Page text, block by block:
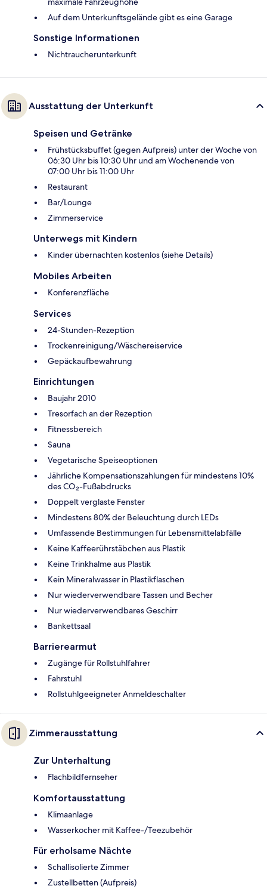
Auf dem Unterkunftsgelände gibt es eine Garage
Sonstige Informationen
Nichtraucherunterkunft
Ausstattung der Unterkunft
Speisen und Getränke
Frühstücksbuffet (gegen Aufpreis) unter der Woche von
06:30 Uhr bis 10:30 Uhr und am Wochenende von
07:00 Uhr bis 11:00 Uhr
Restaurant
Bar/Lounge
Zimmerservice
Unterwegs mit Kindern
Kinder übernachten kostenlos (siehe Details)
Mobiles Arbeiten
Konferenzfläche
Services
24-Stunden-Rezeption
Trockenreinigung/Wäschereiservice
Gepäckaufbewahrung
Einrichtungen
Baujahr 2010
Tresorfach an der Rezeption
Fitnessbereich
Sauna
Vegetarische Speiseoptionen
Jährliche Kompensationszahlungen für mindestens 10%
des CO₂-Fußabdrucks
Doppelt verglaste Fenster
Mindestens 80% der Beleuchtung durch LEDs
Umfassende Bestimmungen für Lebensmittelabfälle
Keine Kaffeerührstäbchen aus Plastik
Keine Trinkhalme aus Plastik
Kein Mineralwasser in Plastikflaschen
Nur wiederverwendbare Tassen und Becher
Nur wiederverwendbares Geschirr
Bankettsaal
Barrierearmut
Zugänge für Rollstuhlfahrer
Fahrstuhl
Rollstuhlgeeigneter Anmeldeschalter
Zimmerausstattung
Zur Unterhaltung
Flachbildfernseher
Komfortausstattung
Klimaanlage
Wasserkocher mit Kaffee-/Teezubehör
Für erholsame Nächte
Schallisolierte Zimmer
Zustellbetten (Aufpreis)